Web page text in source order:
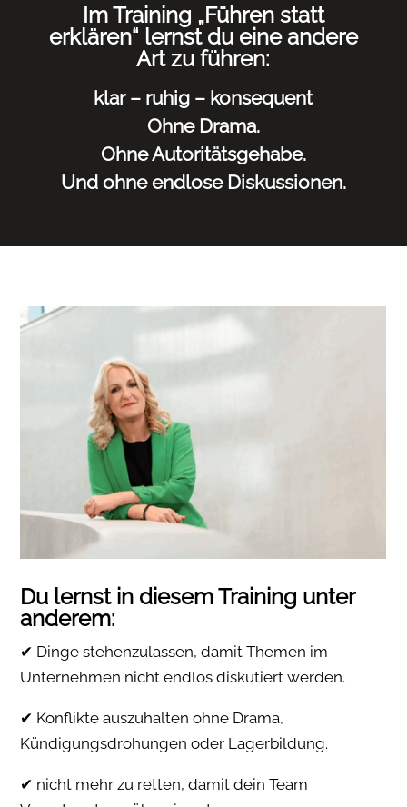
Im Training „Führen statt
erklären“ lernst du eine andere
Art zu führen:
klar – ruhig – konsequent
Ohne Drama.
Ohne Autoritätsgehabe.
Und ohne endlose Diskussionen.
Du lernst in diesem Training unter
anderem:
✔ Dinge stehenzulassen, damit Themen im
Unternehmen nicht endlos diskutiert werden.
✔ Konflikte auszuhalten ohne Drama,
Kündigungsdrohungen oder Lagerbildung.
✔ nicht mehr zu retten, damit dein Team